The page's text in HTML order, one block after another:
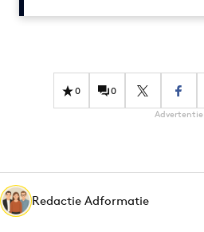
Digital transformation
Influencer marketing
Interne communicatie
Martech
0 0
Advertentie
Redactie Adformatie